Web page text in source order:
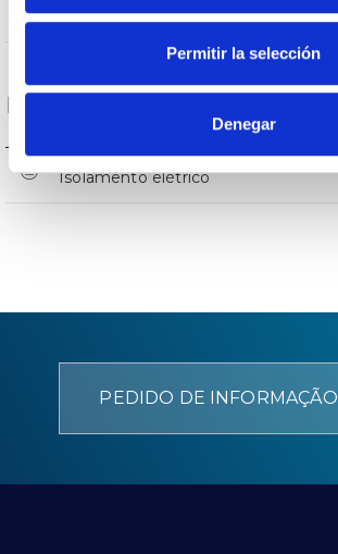
Permitir la selección
Denegar
Proteção surtos
Dados gerais
Isolamento elétrico
PEDIDO DE INFORMAÇÃO